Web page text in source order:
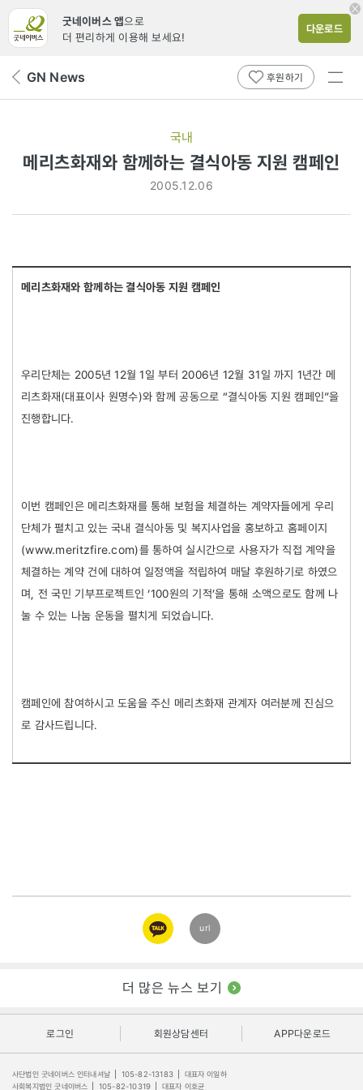
굿네이버스 앱으로
더 편리하게 이용해 보세요!
다운로드
뒤 GN News 후원하기
전체
국내
메리츠화재와 함께하는 결식아동 지원 캠페인
2005.12.06
메리츠화재와 함께하는 결식아동 지원 캠페인
우리단체는 2005년 12월 1일 부터 2006년 12월 31일 까지 1년간 메
리츠화재(대표이사 원명수)와 함께 공동으로 “결식아동 지원 캠페인”을
진행합니다.
이번 캠페인은 메리츠화재를 통해 보험을 체결하는 계약자들에게 우리
단체가 펼치고 있는 국내 결식아동 및 복지사업을 홍보하고 홈페이지
(www.meritzfire.com)를 통하여 실시간으로 사용자가 직접 계약을
체결하는 계약 건에 대하여 일정액을 적립하여 매달 후원하기로 하였으
며, 전 국민 기부프로젝트인 ‘100원의 기적’을 통해 소액으로도 함께 나
눌 수 있는 나눔 운동을 펼치게 되었습니다.
캠페인에 참여하시고 도움을 주신 메리츠화재 관계자 여러분께 진심으
로 감사드립니다.
카카오
링크
url
더 많은 뉴스 보기
로그인 회원상담센터 APP다운로드
사단법인 굿네이버스 인터내셔날 105-82-13183
대표자 이일하
사회복지법인 굿네이버스
105-82-10319 대표자 이호균